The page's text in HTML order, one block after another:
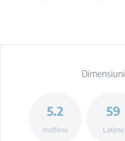
5.2
Inaltime
59
Latime